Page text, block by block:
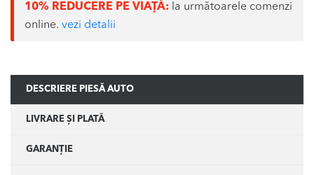
10% REDUCERE PE VIAȚĂ: la următoarele comenzi
online. vezi detalii
DESCRIERE PIESĂ AUTO
LIVRARE ȘI PLATĂ
GARANȚIE